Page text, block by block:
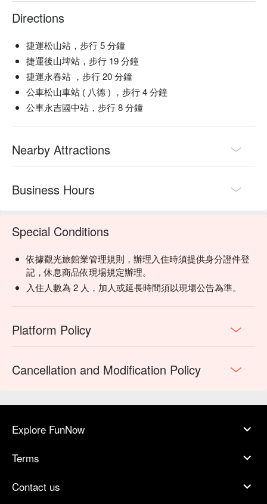
Directions
捷運松山站，步行 5 分鐘
捷運後山埤站，步行 19 分鐘
捷運永春站 ，步行 20 分鐘
公車松山車站 ( 八德 ) ，步行 4 分鐘
公車永吉國中站，步行 8 分鐘
Nearby Attractions
Business Hours
Special Conditions
依據觀光旅館業管理規則，辦理入住時須提供身分證件登
記，休息商品依現場規定辦理。
入住人數為 2 人，加人或延長時間須以現場公告為準。
Platform Policy
Cancellation and Modification Policy
Explore FunNow
Terms
Contact us